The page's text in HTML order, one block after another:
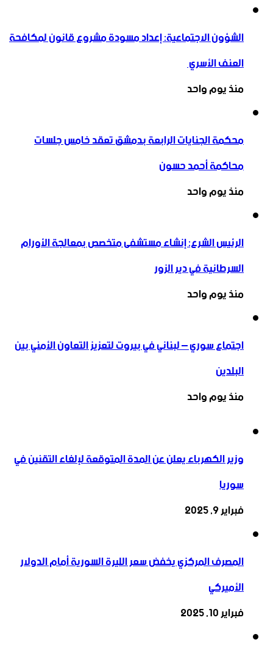
الشؤون الاجتماعية: إعداد مسودة مشروع قانون لمكافحة
العنف الأسري ‏
منذ يوم واحد
محكمة الجنايات الرابعة بدمشق تعقد خامس جلسات
محاكمة أحمد حسون
منذ يوم واحد
الرئيس الشرع: إنشاء ‌‏مستشفى متخصص بمعالجة الأورام
السرطانية في دير الزور
منذ يوم واحد
اجتماع سوري – لبناني في بيروت لتعزيز التعاون ‏الأمني ‏بين
البلدين
منذ يوم واحد
وزير الكهرباء يعلن عن المدة المتوقعة لإلغاء التقنين في
سوريا
فبراير 9, 2025
المصرف المركزي يخفض سعر الليرة السورية أمام الدولار
الأميركي
فبراير 10, 2025